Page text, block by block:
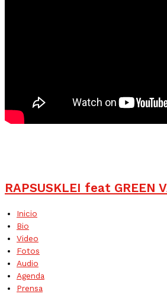
RAPSUSKLEI feat GREEN
Inicio
Bio
Video
Fotos
Audio
Agenda
Prensa